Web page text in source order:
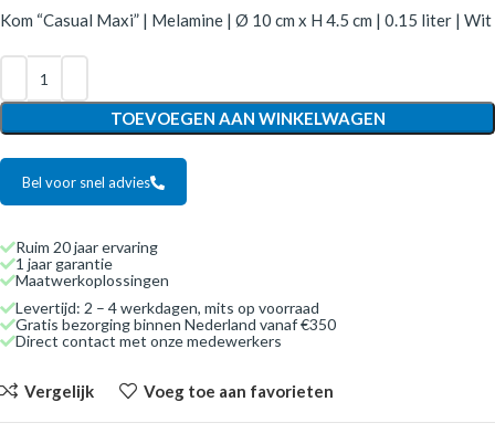
Kom “Casual Maxi” | Melamine | Ø 10 cm x H 4.5 cm | 0.15 liter | Wit
TOEVOEGEN AAN WINKELWAGEN
Bel voor snel advies
Ruim 20 jaar ervaring
1 jaar garantie
Maatwerkoplossingen
Levertijd: 2 – 4 werkdagen, mits op voorraad
Gratis bezorging binnen Nederland vanaf €350
Direct contact met onze medewerkers
Vergelijk Voeg toe aan favorieten